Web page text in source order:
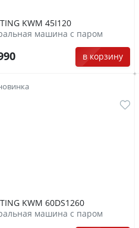
KWM 45I120
машина с паром
в корзину
KWM 60DS1260
машина с паром